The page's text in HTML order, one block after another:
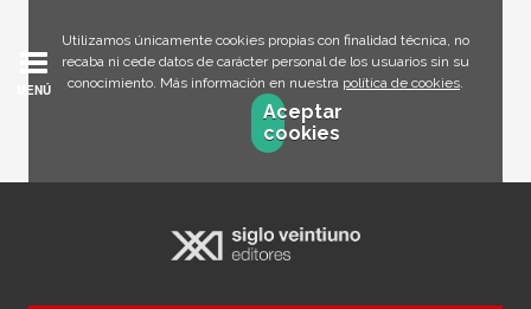
Utilizamos únicamente cookies propias con finalidad técnica, no
recaba ni cede datos de carácter personal de los usuarios sin su
conocimiento. Más información en nuestra política de cookies.
Aceptar
cookies
MENÚ